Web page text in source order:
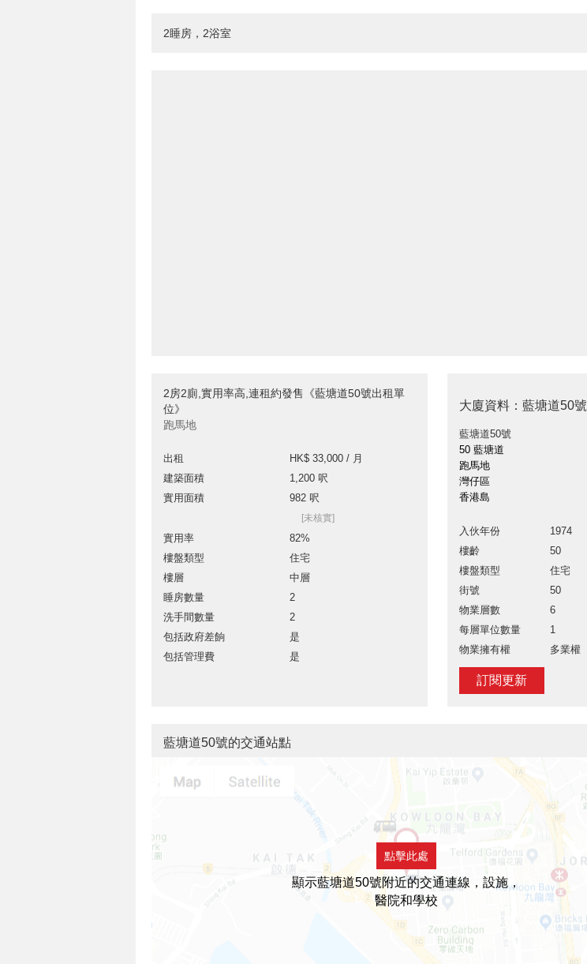
2睡房，2浴室
2房2廁,實用率高,連租約發售《藍塘道50號出租單
位》
跑馬地
出租
HK$ 33,000 / 月
建築面積
1,200 呎
實用面積
982 呎
[未核實]
實用率
82%
樓盤類型
住宅
樓層
中層
睡房數量
2
洗手間數量
2
包括政府差餉
是
包括管理費
是
大廈資料：藍塘道50號
藍塘道50號
50 藍塘道
跑馬地
灣仔區
香港島
入伙年份
1974
樓齡
50
樓盤類型
住宅
街號
50
物業層數
6
每層單位數量
1
物業擁有權
多業權
訂閱更新
藍塘道50號的交通站點
點擊此處
顯示藍塘道50號附近的交通連線，設施，
醫院和學校